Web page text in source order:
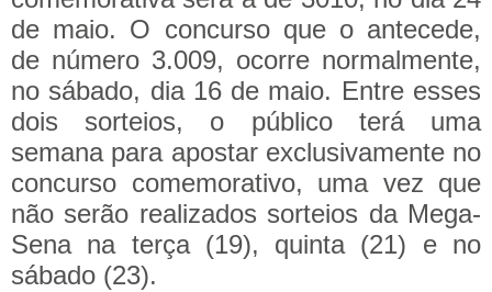
de maio. O concurso que o antecede,
de número 3.009, ocorre normalmente,
no sábado, dia 16 de maio. Entre esses
dois sorteios, o público terá uma
semana para apostar exclusivamente no
concurso comemorativo, uma vez que
não serão realizados sorteios da Mega-
Sena na terça (19), quinta (21) e no
sábado (23).